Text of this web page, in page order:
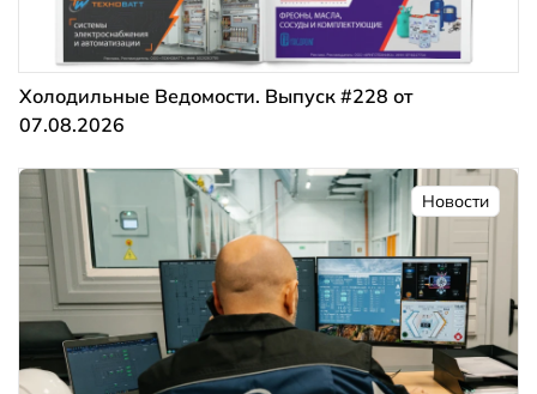
Холодильные Ведомости. Выпуск #228 от
07.08.2026
Новости